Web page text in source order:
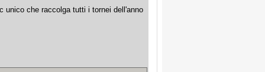
unico che raccolga tutti i tornei dell'anno